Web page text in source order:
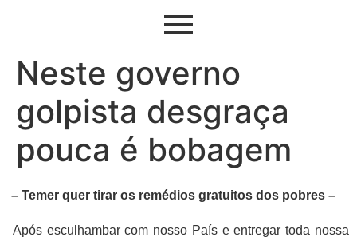
Neste governo
golpista desgraça
pouca é bobagem
– Temer quer tirar os remédios gratuitos dos pobres –
Após esculhambar com nosso País e entregar toda nossa